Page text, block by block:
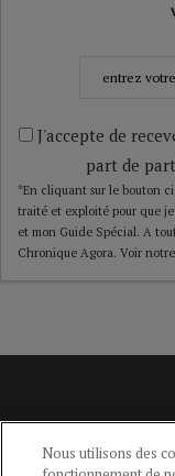
J'accepte de
part de
*En cliquant sur le bouton
traité et exploité pour que
et mon Guide Spécial. A
Chronique Agora. Voir notre
Nous utilisons des